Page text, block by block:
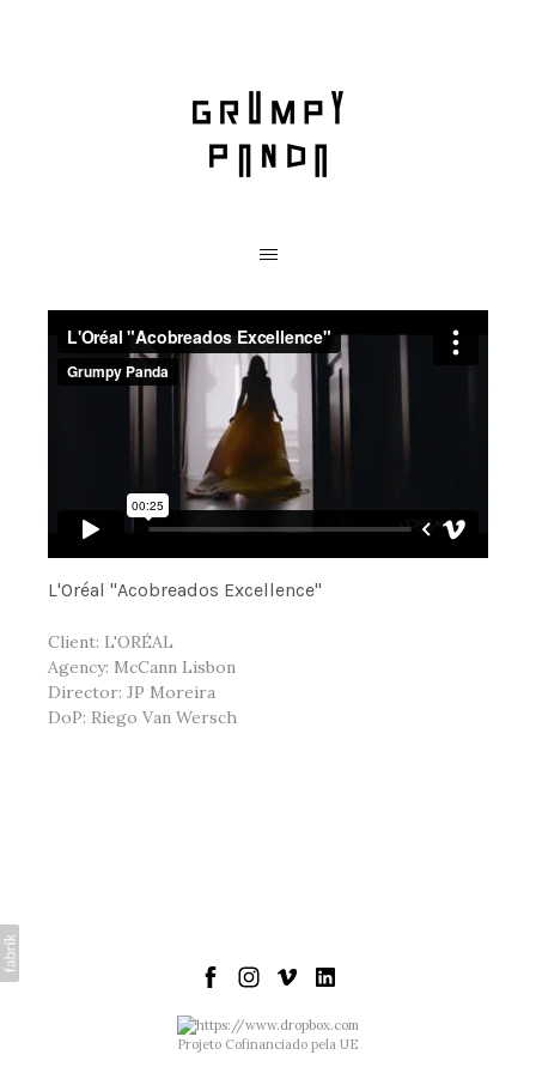
L'Oréal "Acobreados Excellence"
Client: L'ORÉAL
Agency: McCann Lisbon
Director: JP Moreira
DoP: Riego Van Wersch
Projeto Cofinanciado pela UE